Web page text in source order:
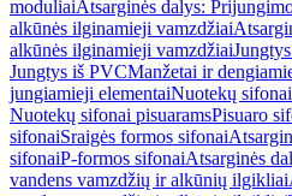
moduliaiAtsarginės dalys:
alkūnės ilginamieji vamzdžiai
alkūnės ilginamieji vamzdžiai
Jungtys iš PVCManžetai ir
jungiamieji elementaiNuotekų
Nuotekų sifonai pisuaramsPisuaro
sifonaiSraigės formos sifonai
sifonaiP-formos sifonaiAtsarginės
vandens vamzdžių ir alkūnių ilgikliai